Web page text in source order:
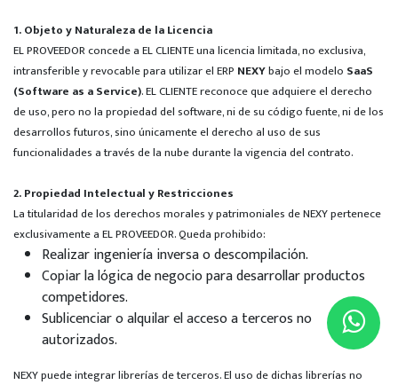
1. Objeto y Naturaleza de la Licencia
EL PROVEEDOR concede a EL CLIENTE una licencia limitada, no exclusiva,
intransferible y revocable para utilizar el ERP NEXYbajo el modelo SaaS
(Software as a Service). EL CLIENTE reconoce que adquiere el derecho
de uso, pero no la propiedad del software, ni de su código fuente, ni de los
desarrollos futuros, sino únicamente el derecho al uso de sus
funcionalidades a través de la nube durante la vigencia del contrato.
2. Propiedad Intelectual y Restricciones
La titularidad de los derechos morales y patrimoniales de NEXY pertenece
exclusivamente a EL PROVEEDOR. Queda prohibido:
Realizar ingeniería inversa o descompilación.
Copiar la lógica de negocio para desarrollar productos
competidores.
Sublicenciar o alquilar el acceso a terceros no
autorizados.
NEXY puede integrar librerías de terceros. El uso de dichas librerías no